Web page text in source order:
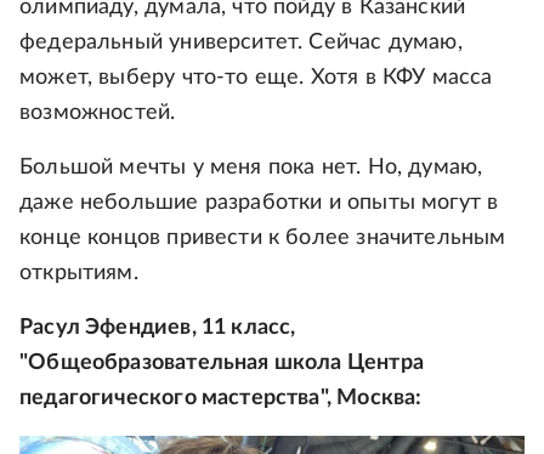
олимпиаду, думала, что пойду в Казанский
федеральный университет. Сейчас думаю,
может, выберу что-то еще. Хотя в КФУ масса
возможностей.
Большой мечты у меня пока нет. Но, думаю,
даже небольшие разработки и опыты могут в
конце концов привести к более значительным
открытиям.
Расул Эфендиев, 11 класс,
"Общеобразовательная школа Центра
педагогического мастерства", Москва: